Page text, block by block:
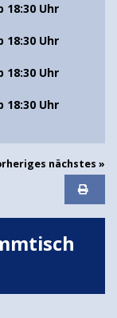
18:30 Uhr
18:30 Uhr
18:30 Uhr
18:30 Uhr
nächstes »